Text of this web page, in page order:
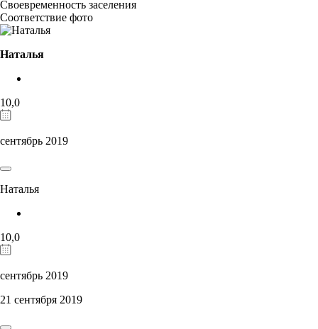
Своевременность заселения
Соответствие фото
Наталья
10,0
сентябрь 2019
Наталья
10,0
сентябрь 2019
21 сентября 2019